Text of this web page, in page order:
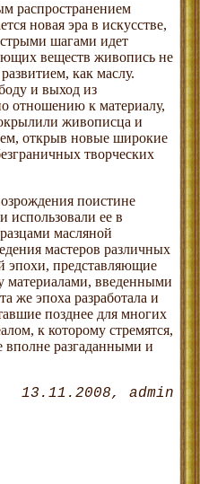
распространением
новая эра в искусстве,
шагами идет
веществ живопись не
как маслу.
и выход из
отношению к материалу,
живописца и
открыв новые широкие
творческих
поистине
использовали ее в
масляной
мастеров различных
эпохи, представляющие
материалами, введенными
же эпоха разработала и
позднее для многих
к которому стремятся,
вполне разгаданными и
13.11.2008 admin